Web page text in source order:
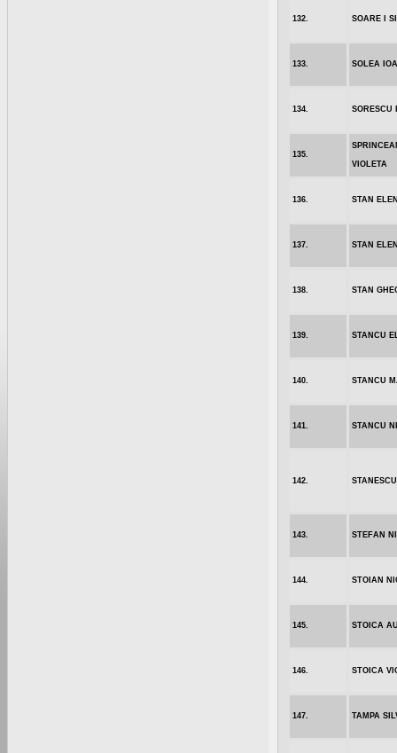
132. SOARE I
133. SOLEA
134. SORESCU
135.
VIOLETA
136. STAN
137. STAN
138. STAN
139. STANCU
140. STANCU
141. STANCU
142.
143. STEFAN
144. STOIAN
145. STOICA
146. STOICA
147. TAMPA